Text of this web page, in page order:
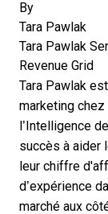
By
Tara Pawlak
Tara Pawlak
Revenue Grid
Tara Pawlak
marketing chez
l’Intelligence
succès à aider
leur chiffre
d’expérience
marché aux